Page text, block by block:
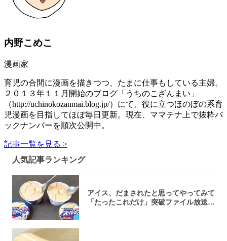
内野こめこ
漫画家
育児の合間に漫画を描きつつ、たまに仕事もしている主婦。
２０１３年１１月開始のブログ「うちのこざんまい」
（http://uchinokozanmai.blog.jp/）にて、役に立つほのぼの系育
児漫画を目指してほぼ毎日更新。現在、ママテナ上で抜粋バ
ックナンバーを順次公開中。
記事一覧を見る >
人気記事ランキング
アイス、だまされたと思ってやってみて
「たったこれだけ」突破ファイル放送で